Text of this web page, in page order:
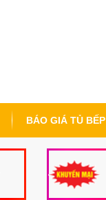
BÁO GIÁ TỦ BẾP